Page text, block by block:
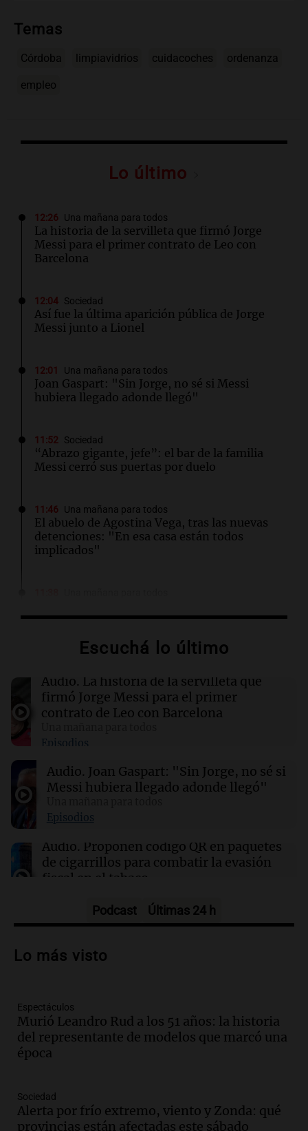
Temas
Córdoba limpiavidrios cuidacoches ordenanza
empleo
Lo último
12:26 Una mañana para todos
La historia de la servilleta que firmó Jorge
Messi para el primer contrato de Leo con
Barcelona
12:04 Sociedad
Así fue la última aparición pública de Jorge
Messi junto a Lionel
12:01 Una mañana para todos
Joan Gaspart: "Sin Jorge, no sé si Messi
hubiera llegado adonde llegó"
11:52 Sociedad
“Abrazo gigante, jefe”: el bar de la familia
Messi cerró sus puertas por duelo
11:46 Una mañana para todos
El abuelo de Agostina Vega, tras las nuevas
detenciones: "En esa casa están todos
implicados"
en una entrevista con Rony Vargas en 2007
Así comunicó el Sanatorio Centro la muerte de
Jorge Messi
Rosario Central despidió a Jorge Messi y
acompañó a Lionel y su familia
Detuvieron al agresor que golpeó brutalmente
al anciano de 88 años para robarle en
Concepción
Escuchá lo último
Audio. La historia de la servilleta que
firmó Jorge Messi para el primer
contrato de Leo con Barcelona
Episodios
Audio. Joan Gaspart: "Sin Jorge, no sé si
Messi hubiera llegado adonde llegó"
Episodios
Audio. Proponen código QR en paquetes
de cigarrillos para combatir la evasión
fiscal en el tabaco
Audio.La influencia de Jorge Messi en la
entrañable
Audio.
El orgullo y el sueño argentino de
Jorge Messi en una entrevista con Rony
Vargas en 2007
Una mañana para todos
Audio.
limpiar el río Suquía de residuos sólidos
con el apoyo municipal
Podcast Últimas 24 h
Lo más visto
Espectáculos
Murió Leandro Rud a los 51 años: la historia
del representante de modelos que marcó una
época
Sociedad
Alerta por frío extremo, viento y Zonda: qué
provincias están afectadas este sábado